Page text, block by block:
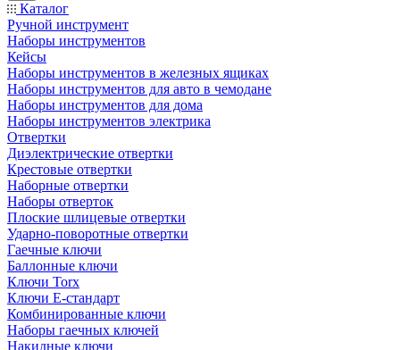
Каталог
Ручной инструмент
Наборы инструментов
Кейсы
Наборы инструментов в железных ящиках
Наборы инструментов для авто в чемодане
Наборы инструментов для дома
Наборы инструментов электрика
Отвертки
Диэлектрические отвертки
Крестовые отвертки
Наборные отвертки
Наборы отверток
Плоские шлицевые отвертки
Ударно-поворотные отвертки
Гаечные ключи
Баллонные ключи
Ключи Torx
Ключи Е-стандарт
Комбинированные ключи
Наборы гаечных ключей
Накидные ключи